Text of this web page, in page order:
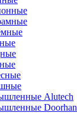
Alutech
Doorhan